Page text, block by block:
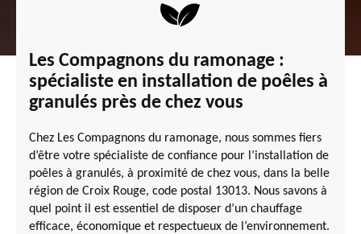
Les Compagnons du ramonage :
spécialiste en installation de poêles à
granulés près de chez vous
Chez Les Compagnons du ramonage, nous sommes fiers
d’être votre spécialiste de confiance pour l’installation de
poêles à granulés, à proximité de chez vous, dans la belle
région de Croix Rouge, code postal 13013. Nous savons à
quel point il est essentiel de disposer d’un chauffage
efficace, économique et respectueux de l’environnement.